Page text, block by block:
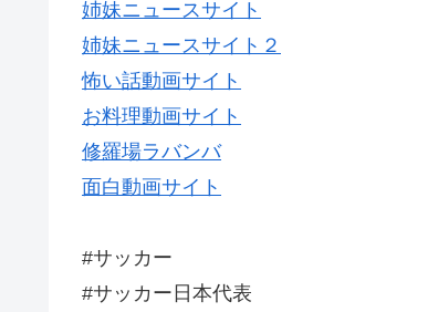
姉妹ニュースサイト
姉妹ニュースサイト２
怖い話動画サイト
お料理動画サイト
修羅場ラバンバ
面白動画サイト
#サッカー
#サッカー日本代表